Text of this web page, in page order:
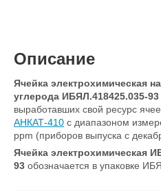
Описание
Ячейка электрохимическая
углерода ИБЯЛ.418425.035-93
выработавших свой ресурс
АНКАТ-410 с диапазоном
ppm (приборов выпуска с
Ячейка электрохимическая
93 обозначается в упаковке